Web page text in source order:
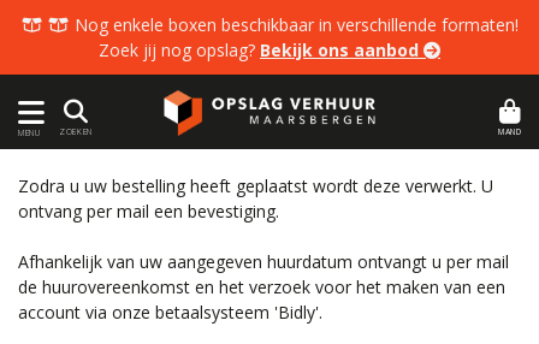
  Nog enkele boxen beschikbaar in verschillende formaten!
Zoek jij nog opslag? Bekijk ons aanbod 
MENU ZOEKEN MAND
Zodra u uw bestelling heeft geplaatst wordt deze verwerkt. U
ontvang per mail een bevestiging.
Afhankelijk van uw aangegeven huurdatum ontvangt u per mail
de huurovereenkomst en het verzoek voor het maken van een
account via onze betaalsysteem 'Bidly'.